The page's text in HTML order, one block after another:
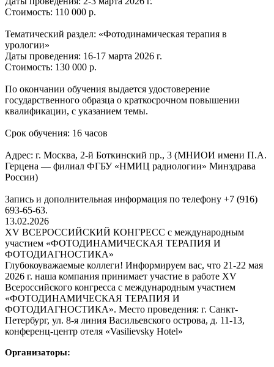
Стоимость: 110 000 р.
Тематический раздел: «Фотодинамическая терапия в
урологии»
Даты проведения: 16-17 марта 2026 г.
Стоимость: 130 000 р.
По окончании обучения выдается удостоверение
государственного образца о краткосрочном повышении
квалификации, с указанием темы.
Срок обучения: 16 часов
Адрес: г. Москва, 2-й Боткинский пр., 3 (МНИОИ имени П.А.
Герцена — филиал ФГБУ «НМИЦ радиологии» Минздрава
России)
Запись и дополнительная информация по телефону +7 (916)
693-65-63.
13.02.2026
ХV ВСЕРОССИЙСКИЙ КОНГРЕСС с международным
участием «ФОТОДИНАМИЧЕСКАЯ ТЕРАПИЯ И
ФОТОДИАГНОСТИКА»
Глубокоуважаемые коллеги! Информируем вас, что 21-22 мая
2026 г. наша компания принимает участие в работе ХV
Всероссийского конгресса с международным участием
«ФОТОДИНАМИЧЕСКАЯ ТЕРАПИЯ И
ФОТОДИАГНОСТИКА». Место проведения: г. Санкт-
Петербург, ул. 8-я линия Васильевского острова, д. 11-13,
конференц-центр отеля «Vasilievsky Hotel»
Организаторы: